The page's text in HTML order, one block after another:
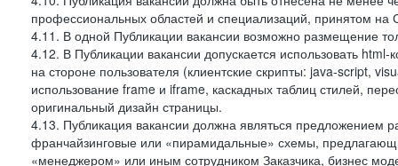
профессиональных областей и специализаций, принятом на
4.11. В одной Публикации вакансии возможно размещение
4.12. В Публикации вакансии допускается использовать
на стороне пользователя (клиентские скрипты: java-script,
использование frame и iframe, каскадных таблиц стилей,
оригинальный дизайн страницы.
4.13. Публикация вакансии должна являться
франчайзинговые или «пирамидальные» схемы,
«менеджером» или иным сотрудником Заказчика, бизнес